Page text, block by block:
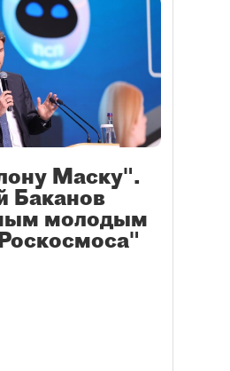
Маску".
Баканов
молодым